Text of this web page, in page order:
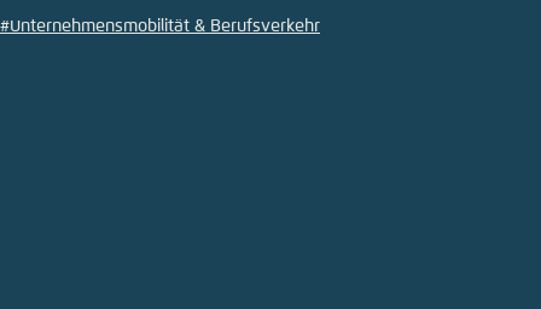
#Unternehmensmobilität & Berufsverkehr